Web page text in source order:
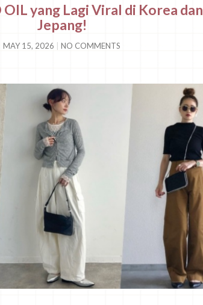
OIL yang Lagi Viral di Korea dan
Jepang!
MAY 15, 2026 NO COMMENTS